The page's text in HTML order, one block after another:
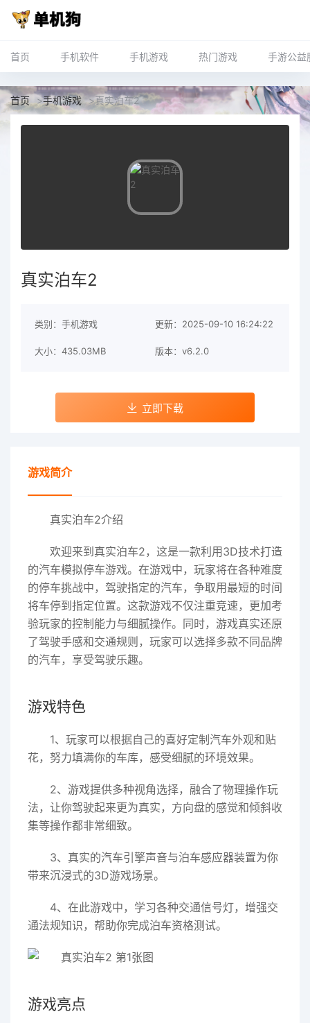
首页 手机软件 手机游戏 热门游戏 手游公益
首页 >手机游戏 >真实泊车2
真实泊车2
类别：手机游戏 更新：2025-09-10 16:24:22
大小：435.03MB 版本：v6.2.0
立即下载
游戏简介
真实泊车2介绍
欢迎来到真实泊车2，这是一款利用3D技术打造
的汽车模拟停车游戏。在游戏中，玩家将在各种难度
的停车挑战中，驾驶指定的汽车，争取用最短的时间
将车停到指定位置。这款游戏不仅注重竞速，更加考
验玩家的控制能力与细腻操作。同时，游戏真实还原
了驾驶手感和交通规则，玩家可以选择多款不同品牌
的汽车，享受驾驶乐趣。
游戏特色
1、玩家可以根据自己的喜好定制汽车外观和贴
花，努力填满你的车库，感受细腻的环境效果。
2、游戏提供多种视角选择，融合了物理操作玩
法，让你驾驶起来更为真实，方向盘的感觉和倾斜收
集等操作都非常细致。
3、真实的汽车引擎声音与泊车感应器装置为你
带来沉浸式的3D游戏场景。
4、在此游戏中，学习各种交通信号灯，增强交
通法规知识，帮助你完成泊车资格测试。
游戏亮点